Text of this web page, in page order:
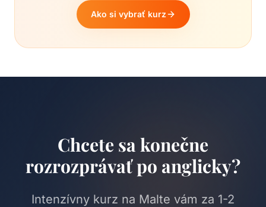
Ako si vybrať kurz
Chcete sa konečne
rozrozprávať po anglicky?
Intenzívny kurz na Malte vám za 1-2